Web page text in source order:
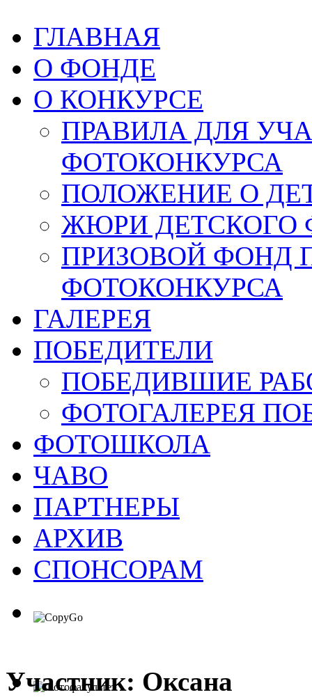
ГЛАВНАЯ
О ФОНДЕ
О КОНКУРСЕ
ПРАВИЛА ДЛЯ
ФОТОКОНКУРСА
ПОЛОЖЕНИЕ О
ЖЮРИ ДЕТСКОГО
ПРИЗОВОЙ ФОНД
ФОТОКОНКУРСА
ГАЛЕРЕЯ
ПОБЕДИТЕЛИ
ПОБЕДИВШИЕ
ФОТОГАЛЕРЕЯ
ФОТОШКОЛА
ЧАВО
ПАРТНЕРЫ
АРХИВ
СПОНСОРАМ
Участник: Оксана